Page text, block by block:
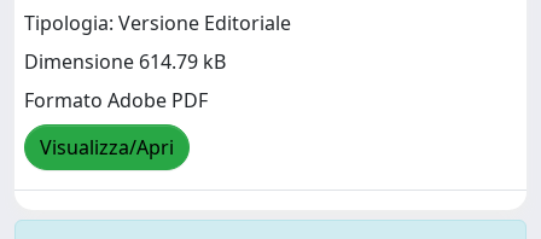
Tipologia: Versione Editoriale
Dimensione 614.79 kB
Formato Adobe PDF
Visualizza/Apri